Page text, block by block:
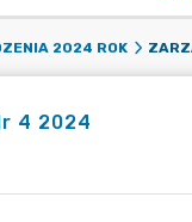
2024 ROK
4 2024